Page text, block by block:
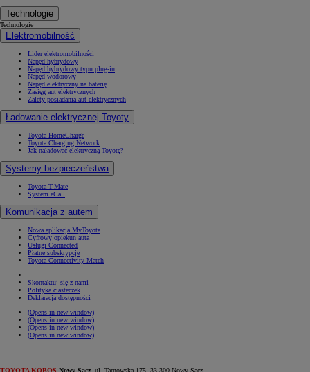
Technologie
Technologie
Elektromobilność
Lider elektromobilności
Napęd hybrydowy
Napęd hybrydowy typu plug-in
Napęd wodorowy
Napęd elektryczny na baterię
Zasięg aut elektrycznych
Zalety posiadania aut elektrycznych
Ładowanie elektrycznej Toyoty
Toyota HomeCharge
Toyota Charging Network
Jak naładować elektryczną Toyotę?
Systemy bezpieczeństwa
Toyota T-Mate
System eCall
Komunikacja z autem
Nowa aplikacja MyToyota
Cyfrowy opiekun auta
Usługi Connected
Płatne subskrypcje
Toyota Connectivity Match
Skontaktuj się z nami
Polityka ciasteczek
Deklaracja dostępności
(Opens in new window)
(Opens in new window)
(Opens in new window)
(Opens in new window)
TOYOTA KOBOS Nowy Sącz , ul. Tarnowska 175, 33-300 Nowy Sącz